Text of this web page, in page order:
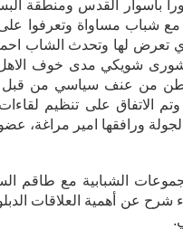
باسوار القدس ومنطقة
مع شباب مساواة وتعرفوا
الذي تعرض لها وتحدث
شويكي مدى خوف الاهل
من عنف سياسي من قبل
وتم الاتفاق على تنظيم
ورافقها امير مراغة،
الشبابية مع طاقم
شرح عن أهمية العلاقات